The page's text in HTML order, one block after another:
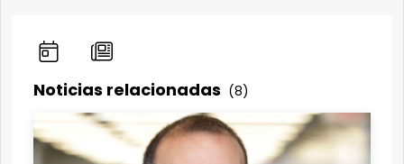
Noticias relacionadas (8)